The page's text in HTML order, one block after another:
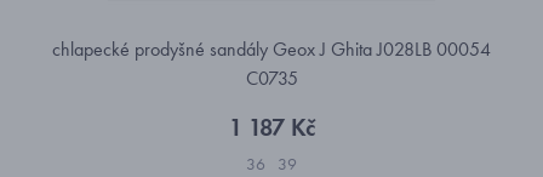
chlapecké prodyšné sandály Geox J Ghita J028LB 00054
C0735
1 187 Kč
36 39